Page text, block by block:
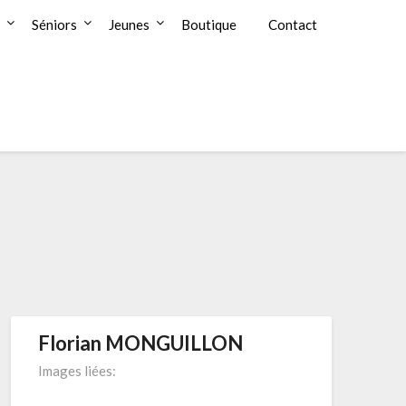
Séniors Jeunes Boutique Contact
Florian MONGUILLON
Images liées: